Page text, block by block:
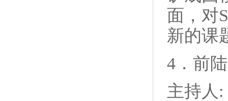
面，对
新的课
4．前
主持人: